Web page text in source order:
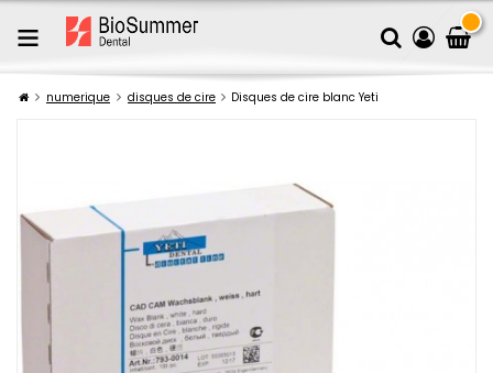
numerique disques de cire Disques de cire blanc Yeti